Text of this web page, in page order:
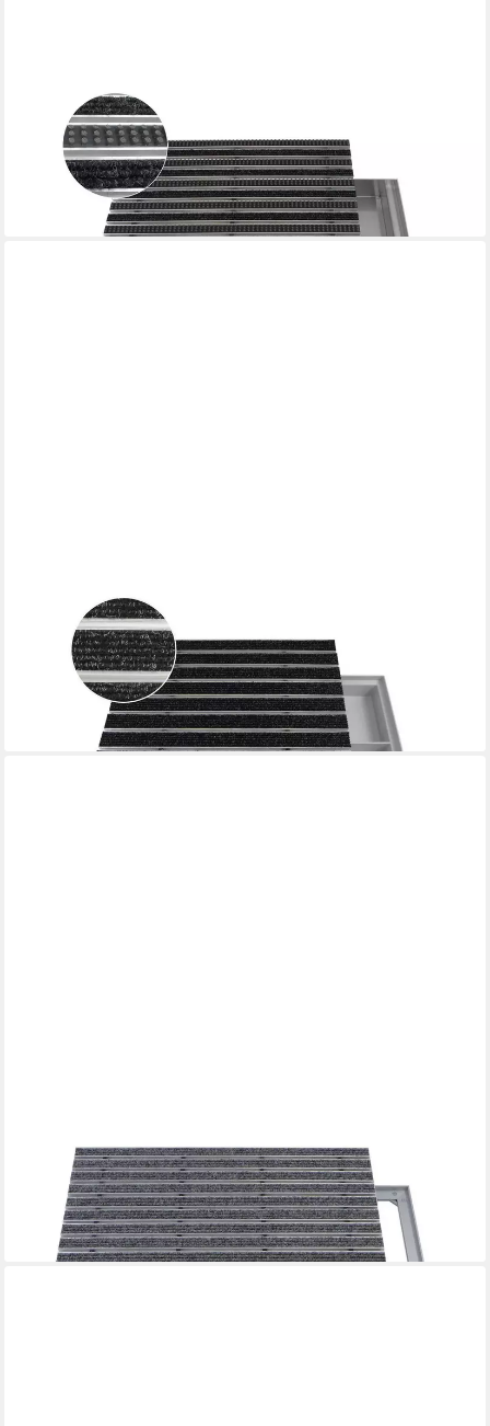
Fußmatte Eingangsmatte DIPLOMAT + Bodenwanne Aluminium,
Rips Anthra. + Bürsten, rechteckig, Höhe: 75 mm, Größe:
750x500 mm, für Innen- und überdachten Außenbereich
ab 459,90 €
lieferbar - in 2-3 Werktagen bei dir
Fußmatte Eingangsmatte DIPLOMAT + Bodenwanne, Large Rips
Anthrazit, rechteckig, Höhe: 75 mm, Größe: 600x400 mm, für
Innen- und überdachten Außenbereich
lieferbar - in 2-3 Werktagen bei dir
Hellgrau, rechteckig, Höhe: 15 mm, Größe: 1000x500 mm, für
Innen- und überdachten Außenbereich
ab 299,90 €
lieferbar - in 2-3 Werktagen bei dir